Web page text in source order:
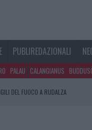
PUBLIREDAZIONALI
PALAU CALANGIANUS
DEL FUOCO A RUDALZA